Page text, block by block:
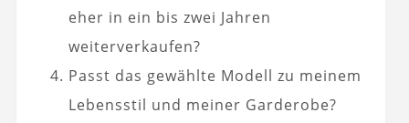
eher in ein bis zwei Jahren
weiterverkaufen?
Passt das gewählte Modell zu meinem
Lebensstil und meiner Garderobe?